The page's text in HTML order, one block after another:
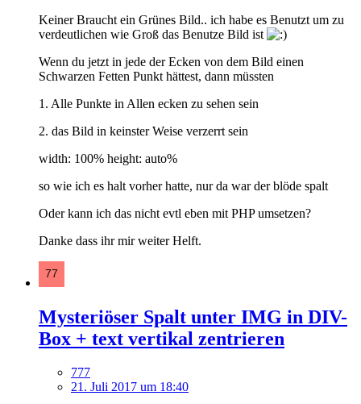
Keiner Braucht ein Grünes Bild.. ich habe es Benutzt um zu
verdeutlichen wie Groß das Benutze Bild ist
Wenn du jetzt in jede der Ecken von dem Bild einen
Schwarzen Fetten Punkt hättest, dann müssten
1. Alle Punkte in Allen ecken zu sehen sein
2. das Bild in keinster Weise verzerrt sein
width: 100% height: auto%
so wie ich es halt vorher hatte, nur da war der blöde spalt
Oder kann ich das nicht evtl eben mit PHP umsetzen?
Danke dass ihr mir weiter Helft.
Mysteriöser Spalt unter IMG in DIV-
Box + text vertikal zentrieren
777
21. Juli 2017 um 18:40